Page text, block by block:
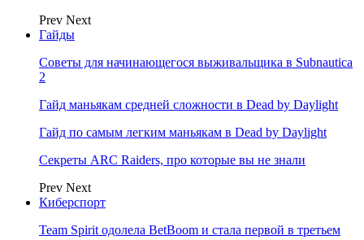
Prev Next
Гайды
Советы для начинающегося выживальщика в Subnautica
2
Гайд маньякам средней сложности в Dead by Daylight
Гайд по самым легким маньякам в Dead by Daylight
Секреты ARC Raiders, про которые вы не знали
Prev Next
Киберспорт
Team Spirit одолела BetBoom и стала первой в третьем